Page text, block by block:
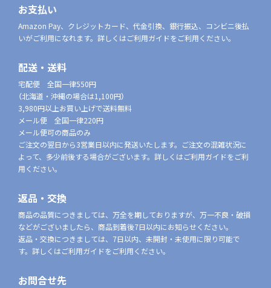
お支払い
Amazon Pay、クレジットカード、代金引換、銀行振込、コンビニ後払
いがご利用になれます。詳しくはご利用ガイドをご利用ください。
配送・送料
宅配便 全国一律550円
（北海道・沖縄の場合は1,100円）
3,980円以上お買い上げで送料無料
メール便 全国一律220円
メール便可の商品のみ
ご注文の翌日から3営業日以内に発送いたします。ご注文の混雑状況に
よって、多少前後する場合がございます。詳しくはご利用ガイドをご利
用ください。
返品・交換
商品の品質につきましては、万全を期しておりますが、万一不良・破損
などがございましたら、商品到着後7日以内にお知らせください。
返品・交換につきましては、7日以内、未開封・未使用に限り可能で
す。詳しくはご利用ガイドをご利用ください。
お問合せ先